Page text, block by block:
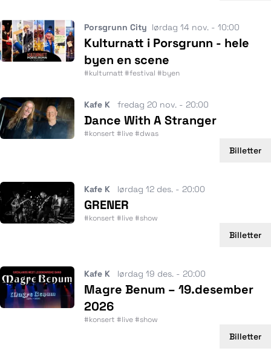
Porsgrunn City lørdag 14 nov. - 10:00
Kulturnatt i Porsgrunn - hele
byen en scene
#kulturnatt #festival #byen
Kafe K fredag 20 nov. - 20:00
Dance With A Stranger
#konsert #live #dwas
Billetter
Kafe K lørdag 12 des. - 20:00
GRENER
#konsert #live #show
Billetter
Kafe K lørdag 19 des. - 20:00
Magre Benum – 19.desember
2026
#konsert #live #show
Billetter